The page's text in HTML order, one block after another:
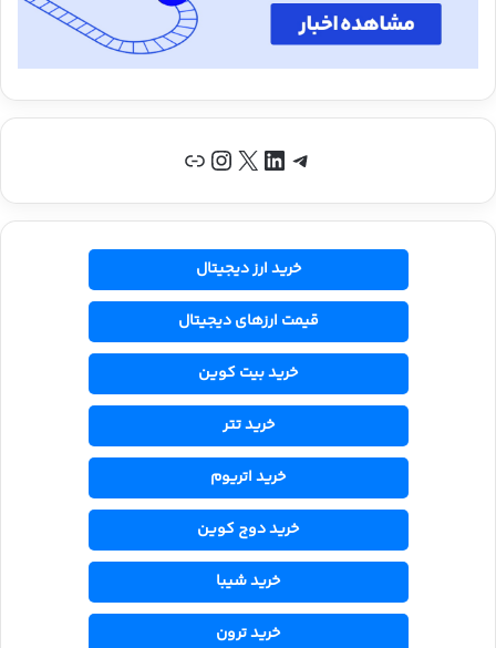
تلگرام لینکداین X اینستاگرم پیوند
خرید ارز دیجیتال
قیمت ارزهای دیجیتال
خرید بیت کوین
خرید تتر
خرید اتریوم
خرید دوج کوین
خرید شیبا
خرید ترون